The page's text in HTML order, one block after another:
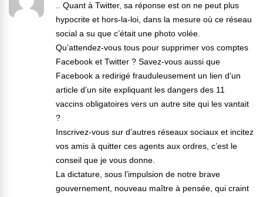
.. Quant à Twitter, sa réponse est on ne peut plus
hypocrite et hors-la-loi, dans la mesure où ce réseau
social a su que c’était une photo volée.
Qu’attendez-vous tous pour supprimer vos comptes
Facebook et Twitter ? Savez-vous aussi que
Facebook a redirigé frauduleusement un lien d’un
article d’un site expliquant les dangers des 11
vaccins obligatoires vers un autre site qui les vantait
?
Inscrivez-vous sur d’autres réseaux sociaux et incitez
vos amis à quitter ces agents aux ordres, c’est le
conseil que je vous donne.
La dictature, sous l’impulsion de notre brave
gouvernement, nouveau maître à pensée, qui craint